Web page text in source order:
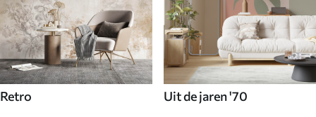
Retro Uit de jaren '70